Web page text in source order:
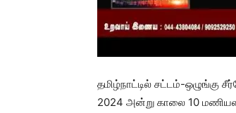
தமிழ்நாட்டில் சட்டம்-ஒழுங்கு
2024 அன்று காலை 10